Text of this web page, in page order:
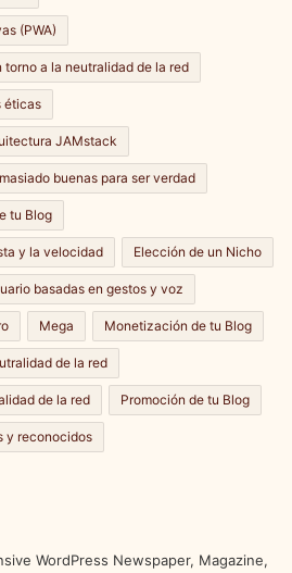
(PWA)
a la neutralidad de la red
éticas
JAMstack
buenas para ser verdad
tu Blog
y la velocidad Elección de un Nicho
basadas en gestos y voz
Mega Monetización de tu Blog
de la red
de la red Promoción de tu Blog
y reconocidos
WordPress Newspaper, Magazine,